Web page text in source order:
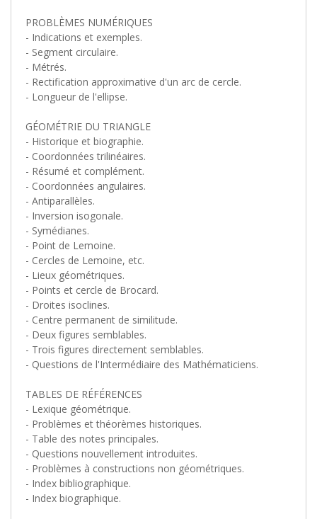
PROBLÈMES NUMÉRIQUES
- Indications et exemples.
- Segment circulaire.
- Métrés.
- Rectification approximative d'un arc de cercle.
- Longueur de l'ellipse.
GÉOMÉTRIE DU TRIANGLE
- Historique et biographie.
- Coordonnées trilinéaires.
- Résumé et complément.
- Coordonnées angulaires.
- Antiparallèles.
- Inversion isogonale.
- Symédianes.
- Point de Lemoine.
- Cercles de Lemoine, etc.
- Lieux géométriques.
- Points et cercle de Brocard.
- Droites isoclines.
- Centre permanent de similitude.
- Deux figures semblables.
- Trois figures directement semblables.
- Questions de l'Intermédiaire des Mathématiciens.
TABLES DE RÉFÉRENCES
- Lexique géométrique.
- Problèmes et théorèmes historiques.
- Table des notes principales.
- Questions nouvellement introduites.
- Problèmes à constructions non géométriques.
- Index bibliographique.
- Index biographique.